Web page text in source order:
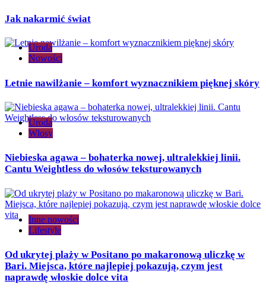
Jak nakarmić świat
Uroda
Nowości
Letnie nawilżanie – komfort wyznacznikiem pięknej skóry
Uroda
Włosy
Niebieska agawa – bohaterka nowej, ultralekkiej linii.
Cantu Weightless do włosów teksturowanych
Inne nowości
Lifestyle
Od ukrytej plaży w Positano po makaronową uliczkę w
Bari. Miejsca, które najlepiej pokazują, czym jest
naprawdę włoskie dolce vita